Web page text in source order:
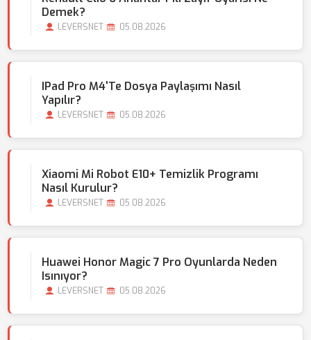
Demek?
LEVERSNET 05.08.2026
IPad Pro M4'te Dosya Paylaşımı Nasıl
Yapılır?
LEVERSNET 05.08.2026
Xiaomi Mi Robot E10+ Temizlik Programı
Nasıl Kurulur?
LEVERSNET 05.08.2026
Huawei Honor Magic 7 Pro Oyunlarda Neden
Isınıyor?
LEVERSNET 05.08.2026